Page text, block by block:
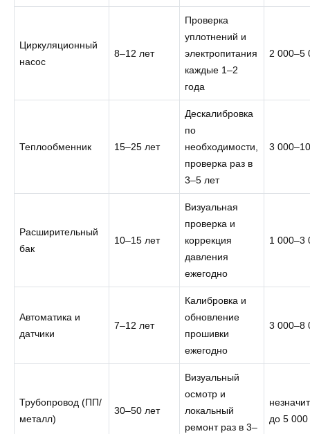
Циркуляционный
насос
8–12 лет
Проверка
уплотнений и
электропитания
каждые 1–2
года
2 000–5
Теплообменник 15–25 лет
Дескалибровка
по
необходимости,
проверка раз в
3–5 лет
3
Расширительный
бак
10–15 лет
Визуальная
проверка и
коррекция
давления
ежегодно
1 000–3
Автоматика и
датчики
7–12 лет
Калибровка и
обновление
прошивки
ежегодно
3 000–8
Трубопровод (ПП/
металл)
30–50 лет
Визуальный
осмотр и
локальный
ремонт раз в 3–
до 5 000